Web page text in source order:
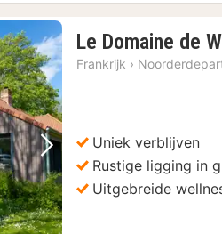
Volgende foto
Le Domaine de
Frankrijk ›
Uniek verblijven
Rustige ligging in
Uitgebreide